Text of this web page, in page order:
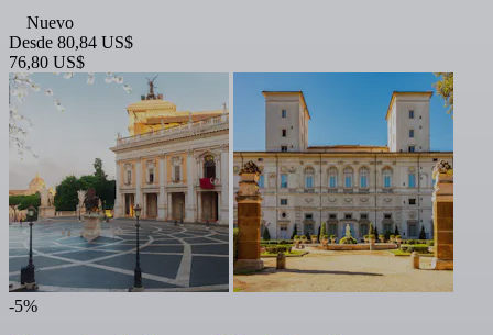
Nuevo
Desde 80,84 US$
76,80 US$
-5%